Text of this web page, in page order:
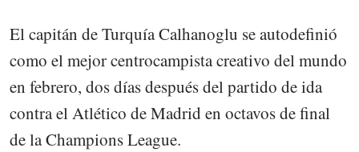
El capitán de Turquía Calhanoglu se autodefinió
como el mejor centrocampista creativo del mundo
en febrero, dos días después del partido de ida
contra el Atlético de Madrid en octavos de final
de la Champions League.